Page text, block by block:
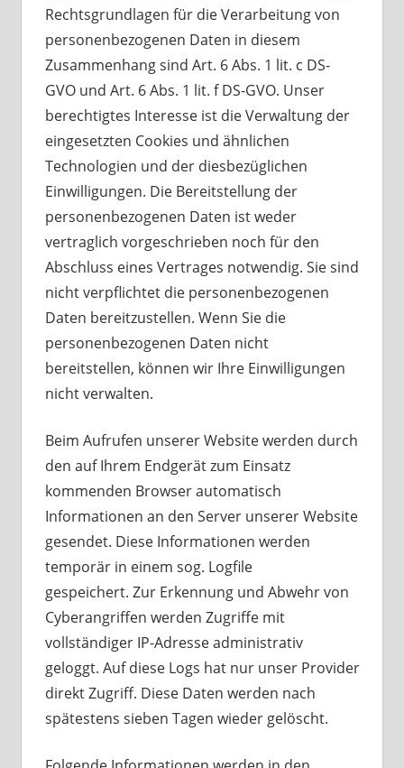
Rechtsgrundlagen für die Verarbeitung von
personenbezogenen Daten in diesem
Zusammenhang sind Art. 6 Abs. 1 lit. c DS-
GVO und Art. 6 Abs. 1 lit. f DS-GVO. Unser
berechtigtes Interesse ist die Verwaltung der
eingesetzten Cookies und ähnlichen
Technologien und der diesbezüglichen
Einwilligungen. Die Bereitstellung der
personenbezogenen Daten ist weder
vertraglich vorgeschrieben noch für den
Abschluss eines Vertrages notwendig. Sie sind
nicht verpflichtet die personenbezogenen
Daten bereitzustellen. Wenn Sie die
personenbezogenen Daten nicht
bereitstellen, können wir Ihre Einwilligungen
nicht verwalten.
Beim Aufrufen unserer Website werden durch
den auf Ihrem Endgerät zum Einsatz
kommenden Browser automatisch
Informationen an den Server unserer Website
gesendet. Diese Informationen werden
temporär in einem sog. Logfile
gespeichert. Zur Erkennung und Abwehr von
Cyberangriffen werden Zugriffe mit
vollständiger IP-Adresse administrativ
geloggt. Auf diese Logs hat nur unser Provider
direkt Zugriff. Diese Daten werden nach
spätestens sieben Tagen wieder gelöscht.